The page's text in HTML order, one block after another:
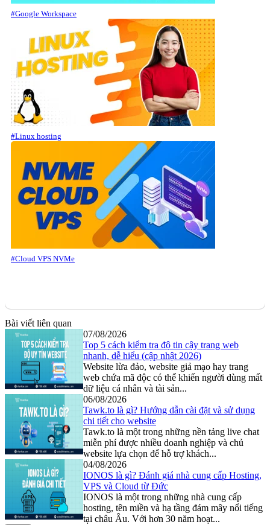
#Google Workspace
#Linux hosting
#Cloud VPS NVMe
Bài viết liên quan
07/08/2026
Top 5 cách kiểm tra độ tin cậy trang web
nhanh, dễ hiểu (cập nhật 2026)
Website lừa đảo, website giả mạo hay trang
web chứa mã độc có thể khiến người dùng mất
dữ liệu cá nhân và tài sản...
06/08/2026
Tawk.to là gì? Hướng dẫn cài đặt và sử dụng
chi tiết cho website
Tawk.to là một trong những nền tảng live chat
miễn phí được nhiều doanh nghiệp và chủ
website lựa chọn để hỗ trợ khách...
04/08/2026
IONOS là gì? Đánh giá nhà cung cấp Hosting,
VPS và Cloud từ Đức
IONOS là một trong những nhà cung cấp
hosting, tên miền và hạ tầng đám mây nổi tiếng
tại châu Âu. Với hơn 30 năm hoạt...